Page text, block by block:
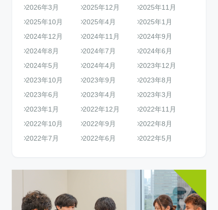
2026年3月
2025年12月
2025年11月
2025年10月
2025年4月
2025年1月
2024年12月
2024年11月
2024年9月
2024年8月
2024年7月
2024年6月
2024年5月
2024年4月
2023年12月
2023年10月
2023年9月
2023年8月
2023年6月
2023年4月
2023年3月
2023年1月
2022年12月
2022年11月
2022年10月
2022年9月
2022年8月
2022年7月
2022年6月 2022年5月